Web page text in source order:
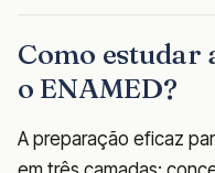
Como estudar
o ENAMED?
A preparação eficaz